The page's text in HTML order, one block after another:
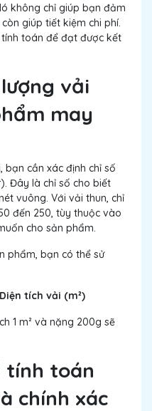
không chỉ giúp bạn đảm
giúp tiết kiệm chi phí.
toán để đạt được kết
vải
may
cần xác định chỉ số
Đây là chỉ số cho biết
vuông. Với vải thun, chỉ
đến 250, tùy thuộc vào
cho sản phẩm.
phẩm, bạn có thể sử
tích vải (m²)
1 m² và nặng 200g sẽ
tính toán
chính xác